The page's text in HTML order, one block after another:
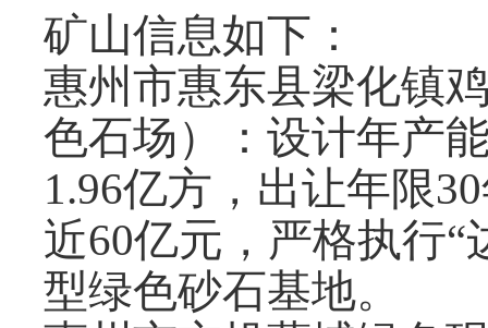
矿山信息如下：
惠州市惠东县梁化镇
色石场）：设计年产
1.96亿方，出让年限
近60亿元，严格执行
型绿色砂石基地。